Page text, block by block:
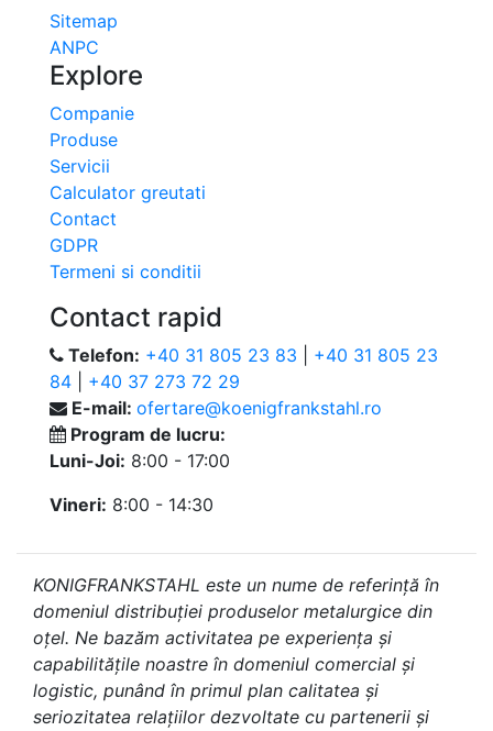
Sitemap
ANPC
Explore
Companie
Produse
Servicii
Calculator greutati
Contact
GDPR
Termeni si conditii
Contact rapid
Telefon: +40 31 805 23 83
+40 31 805 23
84
+40 37 273 72 29
E-mail: ofertare@koenigfrankstahl.ro
Program de lucru:
Luni-Joi: 8:00 - 17:00
Vineri: 8:00 - 14:30
KONIGFRANKSTAHL este un nume de referință în
domeniul distribuției produselor metalurgice din
oțel. Ne bazăm activitatea pe experiența și
capabilitățile noastre în domeniul comercial și
logistic, punând în primul plan calitatea și
seriozitatea relațiilor dezvoltate cu partenerii și